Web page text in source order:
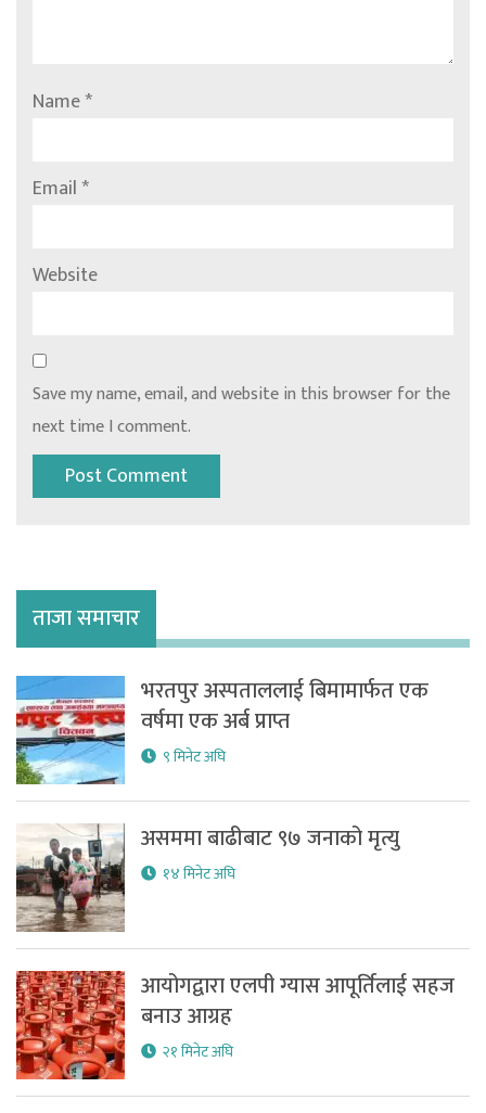
Name*
Email*
Website
Save my name, email, and website in this browser for the
next time I comment.
ताजा समाचार
भरतपुर अस्पताललाई बिमामार्फत एक
वर्षमा एक अर्ब प्राप्त
९ मिनेट अघि
असममा बाढीबाट ९७ जनाको मृत्यु
१४ मिनेट अघि
आयोगद्वारा एलपी ग्यास आपूर्तिलाई सहज
बनाउ आग्रह
२१ मिनेट अघि